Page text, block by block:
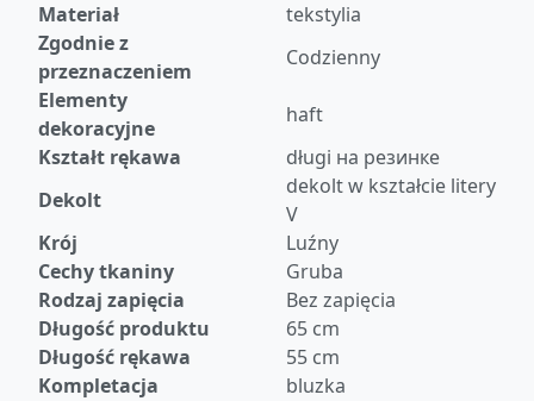
Materiał
tekstylia
Zgodnie z
przeznaczeniem
Codzienny
Elementy
dekoracyjne
haft
Kształt rękawa
długi на резинке
Dekolt
dekolt w kształcie litery
V
Krój
Luźny
Cechy tkaniny
Gruba
Rodzaj zapięcia
Bez zapięcia
Długość produktu
65 cm
Długość rękawa
55 cm
Kompletacja
bluzka